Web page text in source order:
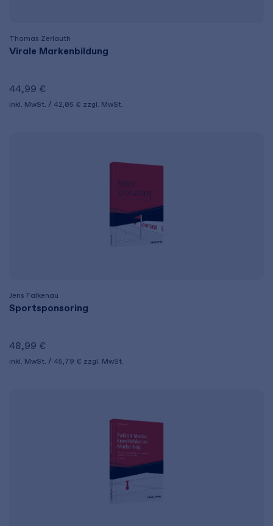
Thomas Zerlauth
Virale Markenbildung
44,99 €
inkl. MwSt. 42,05 € zzgl. MwSt.
Jens Falkenau
Sportsponsoring
48,99 €
inkl. MwSt. 45,79 € zzgl. MwSt.